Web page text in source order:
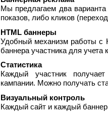
Мы предлагаем два
показов, либо кликов
HTML баннеры
Удобный механизм работы с
баннера участника для
Статистика
Каждый участник
кампании. Можно получать
Визуальный контроль
Каждый сайт и каждый